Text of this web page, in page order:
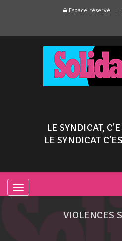
Espace réservé
LE SYNDICAT,
LE SYNDICAT
TOGGLE
VIOLENCES